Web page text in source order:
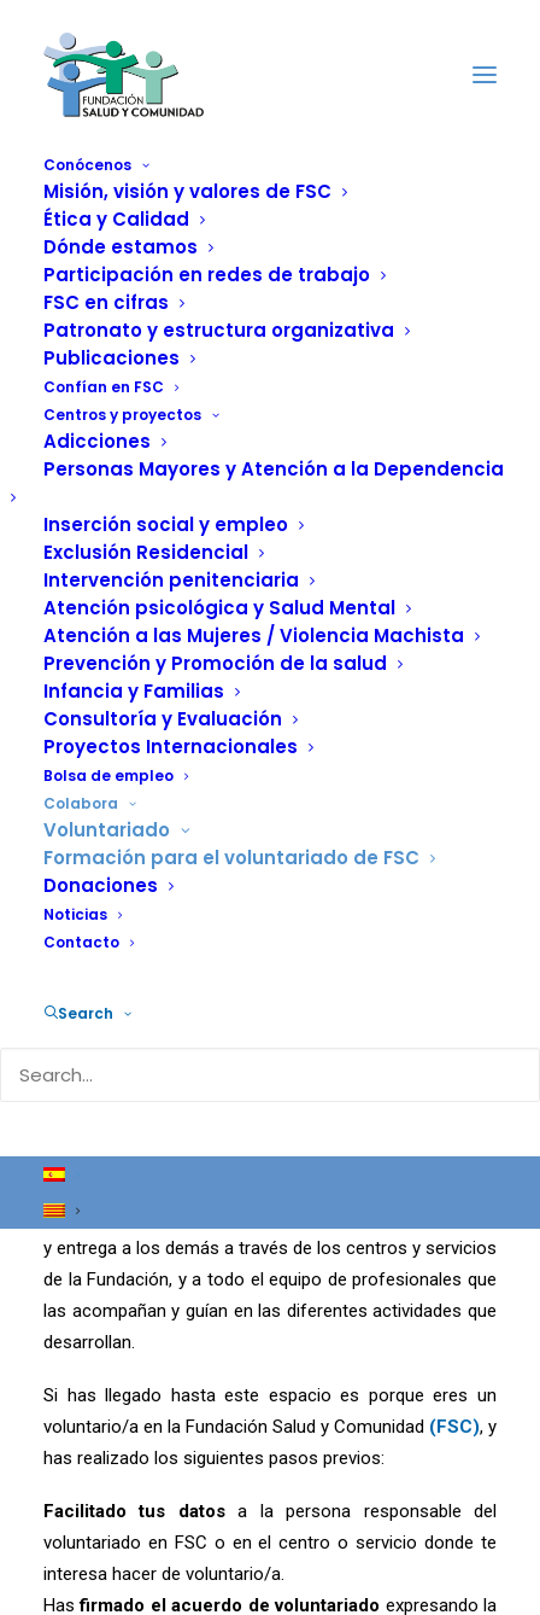
Conócenos
Misión, visión y valores de FSC
Ética y Calidad
Dónde estamos
Participación en redes de trabajo
FSC en cifras
Patronato y estructura organizativa
Publicaciones
Confían en FSC
Centros y proyectos
Adicciones
Personas Mayores y Atención a la Dependencia
Inserción social y empleo
Exclusión Residencial
Intervención penitenciaria
Atención psicológica y Salud Mental
Atención a las Mujeres / Violencia Machista
Prevención y Promoción de la salud
Infancia y Familias
Consultoría y Evaluación
Proyectos Internacionales
Bolsa de empleo
Colabora
Voluntariado
Formación para el voluntariado de FSC
Donaciones
Noticias
Contacto
Search
Formación para el
voluntariado
de FSC
Una pieza clave de nuestro trabajo
Este espacio destinado a la
Formación inicial del voluntariado
de FSCes posible gracias al
apoyo del
Sociales, Consumo y Agenda
2030y la Vicepresidencia y
Conselleria de Igualdad y Políticas
Inclusivas de la Generalitat
que recientemente se han incorporado como voluntarias
y también para todas aquellas que ya están colaborando
y ofreciendo generosa y desinteresadamente su tiempo
y entrega a los demás a través de los centros y servicios
de la Fundación, y a todo el equipo de profesionales que
las acompañan y guían en las diferentes actividades que
desarrollan.
Si has llegado hasta este espacio es porque eres un
voluntario/a en la Fundación Salud y Comunidad (FSC), y
has realizado los siguientes pasos previos:
Facilitado tus datosa la persona responsable del
voluntariado en FSC o en el centro o servicio donde te
interesa hacer de voluntario/a.
Hasfirmado el acuerdo de voluntariado expresando la